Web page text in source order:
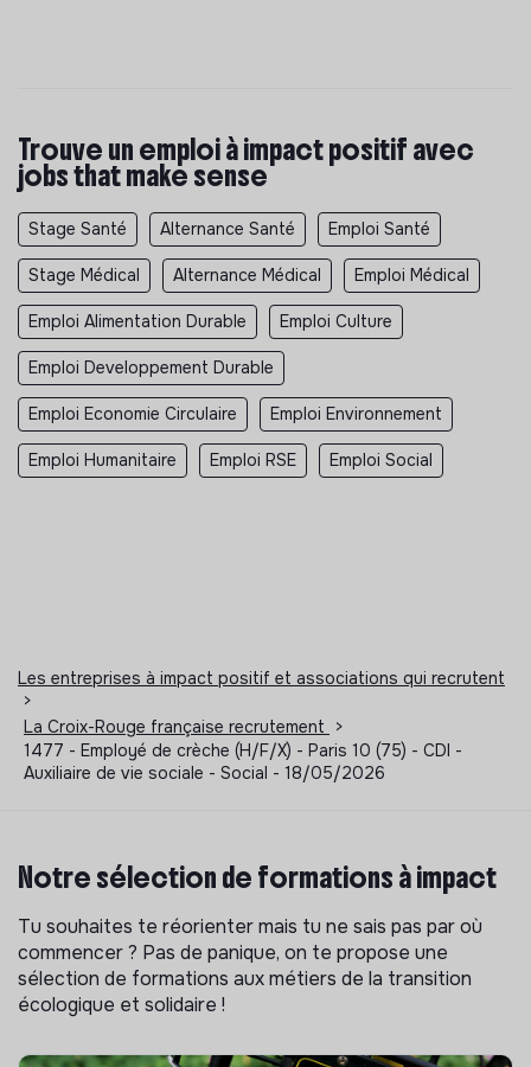
Trouve un emploi à impact positif avec
jobs that make sense
Stage Santé Alternance Santé Emploi Santé
Stage Médical Alternance Médical Emploi Médical
Emploi Alimentation Durable Emploi Culture
Emploi Developpement Durable
Emploi Economie Circulaire Emploi Environnement
Emploi Humanitaire Emploi RSE Emploi Social
Les entreprises à impact positif et associations qui recrutent
>
La Croix-Rouge française recrutement
>
1477 - Employé de crèche (H/F/X) - Paris 10 (75) - CDI -
Auxiliaire de vie sociale - Social - 18/05/2026
Notre sélection de formations à impact
Tu souhaites te réorienter mais tu ne sais pas par où
commencer ? Pas de panique, on te propose une
sélection de formations aux métiers de la transition
écologique et solidaire !